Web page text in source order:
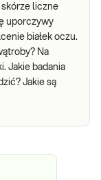
skórze liczne
uporczywy
białek oczu.
Na
Jakie badania
Jakie są